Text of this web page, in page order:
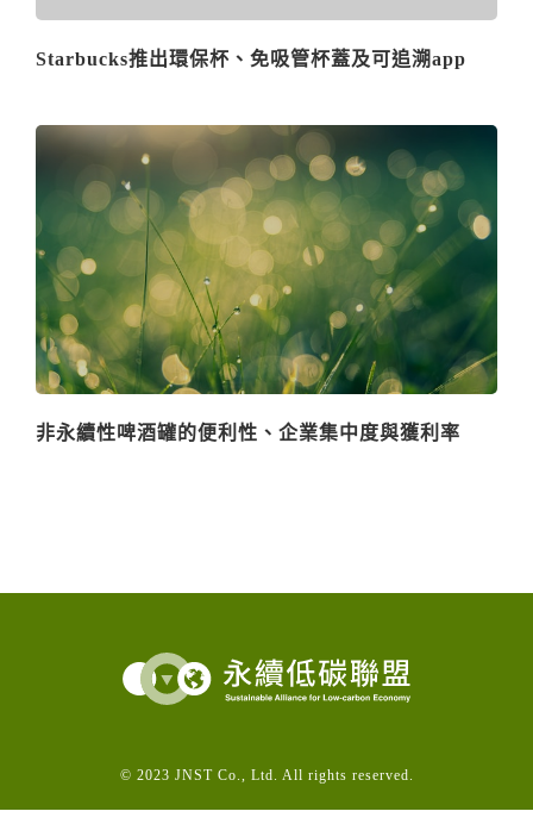
Starbucks推出環保杯、免吸管杯蓋及可追溯app
非永續性啤酒罐的便利性、企業集中度與獲利率
© 2023 JNST Co., Ltd. All rights reserved.